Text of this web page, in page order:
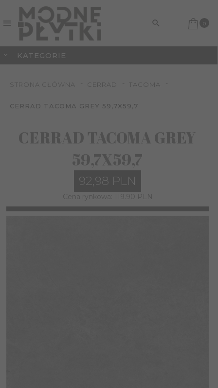
0
KATEGORIE
STRONA GŁÓWNA CERRAD TACOMA
CERRAD TACOMA GREY 59,7X59,7
CERRAD TACOMA GREY
59,7X59,7
92,98 PLN
Cena rynkowa: 119.90 PLN